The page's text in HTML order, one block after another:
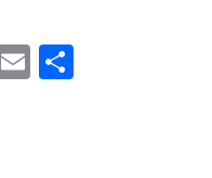
Email